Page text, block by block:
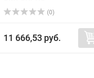
(0)
11 666,53 руб.